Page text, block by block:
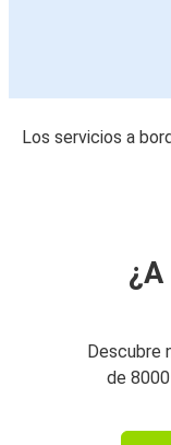
Los servicios a
Descubre
de